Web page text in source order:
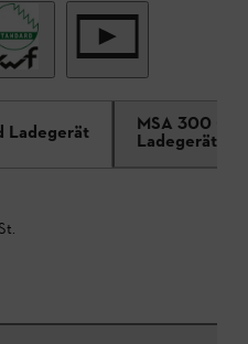
Ladegerät MSA 300 C-
Ladegerät